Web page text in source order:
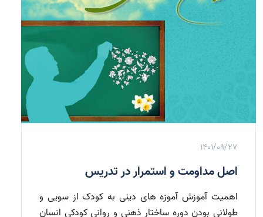
1401/09/27
اصل مداومت و استمرار در تدریس
اهمیت آموزش آموزه های دینی به کودک از سویی و
طولانی بودن دوره ساختار ذهنی و روانی کودکی انسان